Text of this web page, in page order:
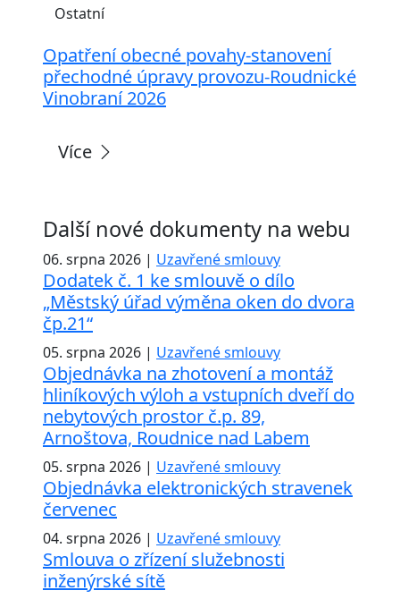
Ostatní
Opatření obecné povahy-stanovení
přechodné úpravy provozu-Roudnické
Vinobraní 2026
Více
Další nové dokumenty na webu
06. srpna 2026 | Uzavřené smlouvy
Dodatek č. 1 ke smlouvě o dílo
„Městský úřad výměna oken do dvora
čp.21“
05. srpna 2026 | Uzavřené smlouvy
Objednávka na zhotovení a montáž
hliníkových výloh a vstupních dveří do
nebytových prostor č.p. 89,
Arnoštova, Roudnice nad Labem
05. srpna 2026 | Uzavřené smlouvy
Objednávka elektronických stravenek
červenec
04. srpna 2026 | Uzavřené smlouvy
Smlouva o zřízení služebnosti
inženýrské sítě